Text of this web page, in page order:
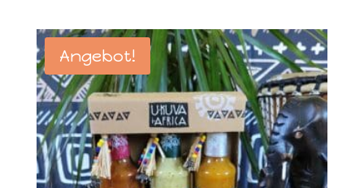
Angebot!